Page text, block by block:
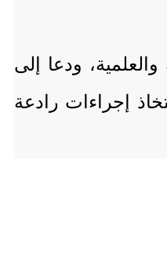
ودعا إلى
إجراءات رادعة